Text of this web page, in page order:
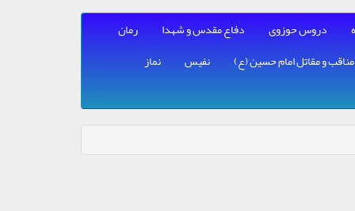
دروس حوزوی دفاع مقدس و شهدا
رمان
مناقب و مقاتل امام حسین (ع) نفیس
نماز